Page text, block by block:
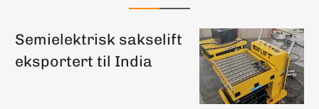
Semielektrisk sakselift
eksportert til India